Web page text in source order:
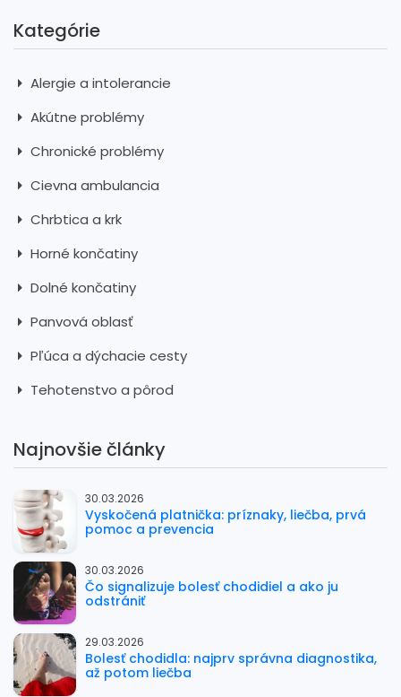
Kategórie
Alergie a intolerancie
Akútne problémy
Chronické problémy
Cievna ambulancia
Chrbtica a krk
Horné končatiny
Dolné končatiny
Panvová oblasť
Pľúca a dýchacie cesty
Tehotenstvo a pôrod
Najnovšie články
30.03.2026
Vyskočená platnička: príznaky, liečba, prvá
pomoc a prevencia
30.03.2026
Čo signalizuje bolesť chodidiel a ako ju
odstrániť
29.03.2026
Bolesť chodidla: najprv správna diagnostika,
až potom liečba